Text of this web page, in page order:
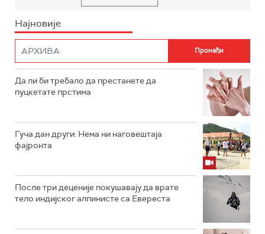
Најновије
Да ли би требало да престанете да
пуцкетате прстима
Гуча дан други: Нема ни наговештаја
фајронта
После три деценије покушавају да врате
тело индијског алпинисте са Евереста